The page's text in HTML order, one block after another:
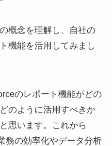
概念を理解し、自社の
機能を活用してみまし
のレポート機能がどの
のように活用すべきか
思います。これから
務の効率化やデータ分析